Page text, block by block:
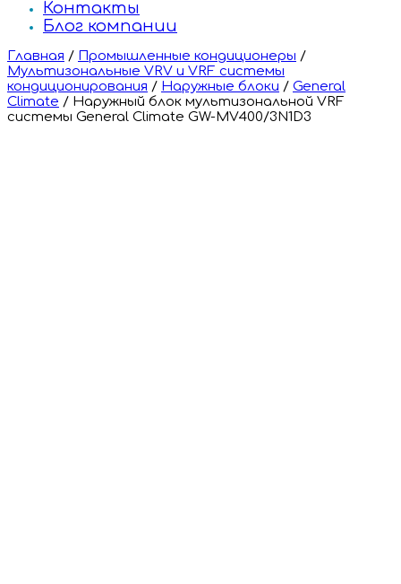
Контакты
Блог компании
Главная / Промышленные кондиционеры /
Мультизональные VRV и VRF системы
кондиционирования / Наружные блоки / General
Climate / Наружный блок мультизональной VRF
системы General Climate GW-MV400/3N1D3